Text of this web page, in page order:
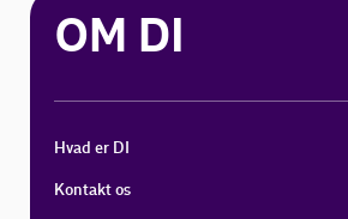
OM DI
Hvad er DI
Kontakt os